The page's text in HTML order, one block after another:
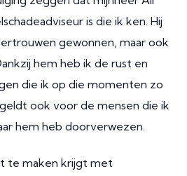
is die ik ken. Hij
gewonnen, maar ook
hem heb ik de rust en
die ik op die momenten zo
ook voor de mensen die ik
hem heb doorverwezen.
te maken krijgt met